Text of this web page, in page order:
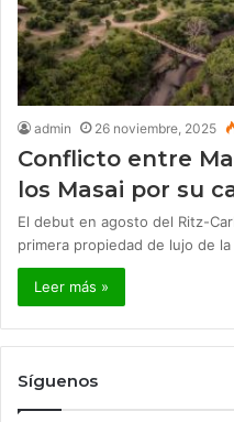
admin 26 noviembre, 2025
Conflicto entre
los Masai por su
El debut en agosto del Ritz-
primera propiedad de lujo de
Leer más »
Síguenos